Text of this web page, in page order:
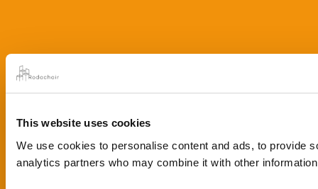
This website uses cookies
We use cookies to personalise content and ads, to provide
analytics partners who may combine it with other